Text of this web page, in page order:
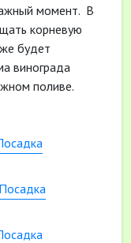
момент. В
корневую
будет
винограда
поливе.